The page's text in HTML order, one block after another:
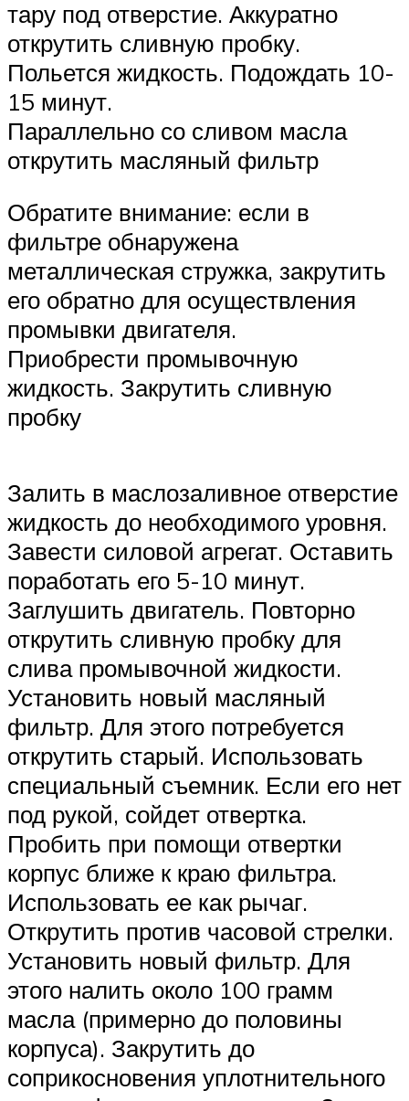
тару под отверстие. Аккуратно
открутить сливную пробку.
Польется жидкость. Подождать 10-
15 минут.
Параллельно со сливом масла
открутить масляный фильтр
Обратите внимание: если в
фильтре обнаружена
металлическая стружка, закрутить
его обратно для осуществления
промывки двигателя.
Приобрести промывочную
жидкость. Закрутить сливную
пробку
Залить в маслозаливное отверстие
жидкость до необходимого уровня.
Завести силовой агрегат. Оставить
поработать его 5-10 минут.
Заглушить двигатель. Повторно
открутить сливную пробку для
слива промывочной жидкости.
Установить новый масляный
фильтр. Для этого потребуется
открутить старый. Использовать
специальный съемник. Если его нет
под рукой, сойдет отвертка.
Пробить при помощи отвертки
корпус ближе к краю фильтра.
Использовать ее как рычаг.
Открутить против часовой стрелки.
Установить новый фильтр. Для
этого налить около 100 грамм
масла (примерно до половины
корпуса). Закрутить до
соприкосновения уплотнительного